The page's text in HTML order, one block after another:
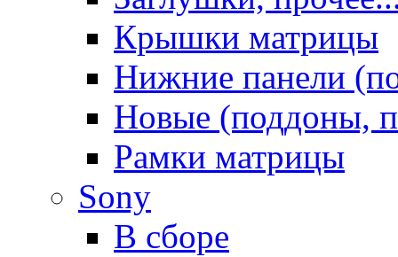
Крышки матрицы
Нижние панели
Новые (поддоны,
Рамки матрицы
Sony
В сборе